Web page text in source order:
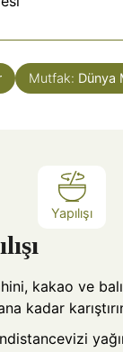
Mutfak: Dünya
Yapılışı
kakao ve
kadar